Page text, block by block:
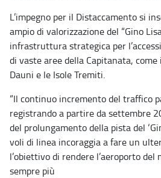
L’impegno per il Distaccamento si
ampio di valorizzazione del “Gino
infrastruttura strategica per
di vaste aree della Capitanata,
Dauni e le Isole Tremiti.
“Il continuo incremento del traffico
registrando a partire da settembre
del prolungamento della pista del
voli di linea incoraggia a fare un
l’obiettivo di rendere l’aeroporto del
sempre più